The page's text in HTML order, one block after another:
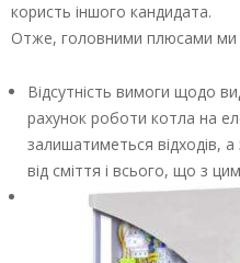
користь іншого кандидата.
Отже, головними плюсами
Відсутність вимоги щодо
рахунок роботи котла на
залишатиметься відходів,
від сміття і всього, що з